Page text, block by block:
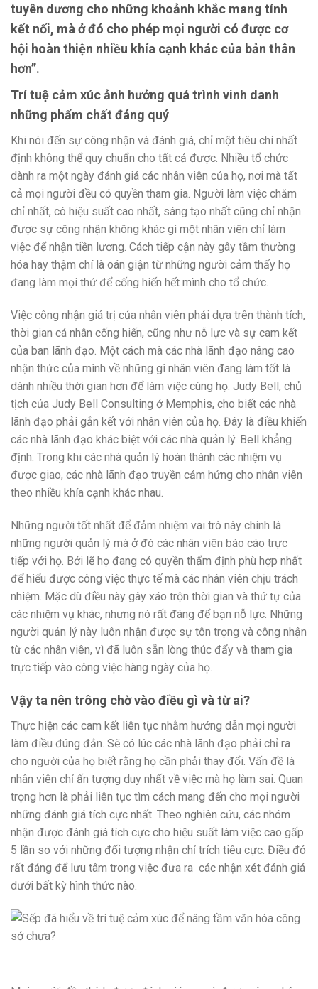
tuyên dương cho những khoảnh khắc mang tính
kết nối, mà ở đó cho phép mọi người có được cơ
hội hoàn thiện nhiều khía cạnh khác của bản thân
hơn”.
Trí tuệ cảm xúc ảnh hưởng quá trình vinh danh
những phẩm chất đáng quý
Khi nói đến sự công nhận và đánh giá, chỉ một tiêu chí nhất
định không thể quy chuẩn cho tất cả được. Nhiều tổ chức
dành ra một ngày đánh giá các nhân viên của họ, nơi mà tất
cả mọi người đều có quyền tham gia. Người làm việc chăm
chỉ nhất, có hiệu suất cao nhất, sáng tạo nhất cũng chỉ nhận
được sự công nhận không khác gì một nhân viên chỉ làm
việc để nhận tiền lương. Cách tiếp cận này gây tầm thường
hóa hay thậm chí là oán giận từ những người cảm thấy họ
đang làm mọi thứ để cống hiến hết mình cho tổ chức.
Việc công nhận giá trị của nhân viên phải dựa trên thành tích,
thời gian cá nhân cống hiến, cũng như nỗ lực và sự cam kết
của ban lãnh đạo. Một cách mà các nhà lãnh đạo nâng cao
nhận thức của mình về những gì nhân viên đang làm tốt là
dành nhiều thời gian hơn để làm việc cùng họ. Judy Bell, chủ
tịch của Judy Bell Consulting ở Memphis, cho biết các nhà
lãnh đạo phải gắn kết với nhân viên của họ. Đây là điều khiến
các nhà lãnh đạo khác biệt với các nhà quản lý. Bell khẳng
định: Trong khi các nhà quản lý hoàn thành các nhiệm vụ
được giao, các nhà lãnh đạo truyền cảm hứng cho nhân viên
theo nhiều khía cạnh khác nhau.
Những người tốt nhất để đảm nhiệm vai trò này chính là
những người quản lý mà ở đó các nhân viên báo cáo trực
tiếp với họ. Bởi lẽ họ đang có quyền thẩm định phù hợp nhất
để hiểu được công việc thực tế mà các nhân viên chịu trách
nhiệm. Mặc dù điều này gây xáo trộn thời gian và thứ tự của
các nhiệm vụ khác, nhưng nó rất đáng để bạn nỗ lực. Những
người quản lý này luôn nhận được sự tôn trọng và công nhận
từ các nhân viên, vì đã luôn sẵn lòng thúc đẩy và tham gia
trực tiếp vào công việc hàng ngày của họ.
Vậy ta nên trông chờ vào điều gì và từ ai?
Thực hiện các cam kết liên tục nhằm hướng dẫn mọi người
làm điều đúng đắn. Sẽ có lúc các nhà lãnh đạo phải chỉ ra
cho người của họ biết rằng họ cần phải thay đổi. Vấn đề là
nhân viên chỉ ấn tượng duy nhất về việc mà họ làm sai. Quan
trọng hơn là phải liên tục tìm cách mang đến cho mọi người
những đánh giá tích cực nhất. Theo nghiên cứu, các nhóm
nhận được đánh giá tích cực cho hiệu suất làm việc cao gấp
5 lần so với những đối tượng nhận chỉ trích tiêu cực. Điều đó
rất đáng để lưu tâm trong việc đưa ra các nhận xét đánh giá
dưới bất kỳ hình thức nào.